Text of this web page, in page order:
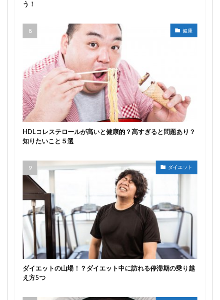
う！
健康
HDLコレステロールが高いと健康的？高すぎると問題あり？
知りたいこと５選
ダイエット
ダイエットの山場！？ダイエット中に訪れる停滞期の乗り越
え方5つ